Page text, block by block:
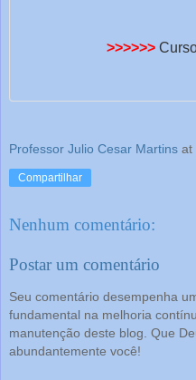
>>>>>>
Professor Julio Cesar Martins at
Compartilhar
Nenhum comentário:
Postar um comentário
Seu comentário desempenha
fundamental na melhoria
manutenção deste blog. Que
abundantemente você!